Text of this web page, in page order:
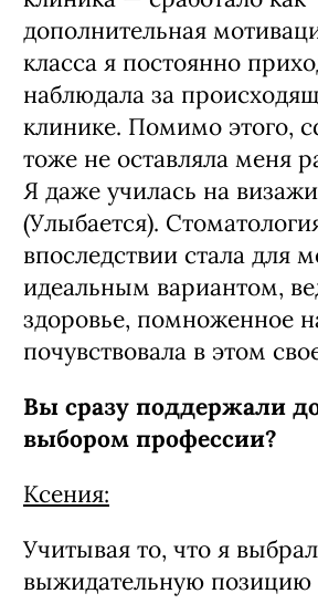
дополнительная
класса я постоянно
наблюдала за
клинике. Помимо этого,
тоже не оставляла меня
Я даже училась на
(Улыбается).
впоследствии стала для
идеальным вариантом,
здоровье, помноженное
почувствовала в этом
Вы сразу поддержали
выбором профессии?
Ксения:
Учитывая то, что я
выжидательную